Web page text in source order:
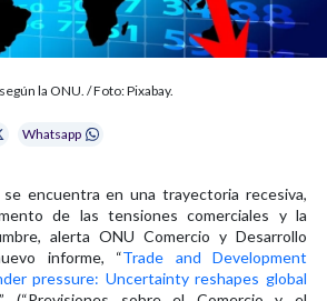
la ONU. / Foto: Pixabay.
Whatsapp
se encuentra en una trayectoria recesiva,
de las tensiones comerciales y la
alerta ONU Comercio y Desarrollo
informe, “Trade and Development
pressure: Uncertainty reshapes global